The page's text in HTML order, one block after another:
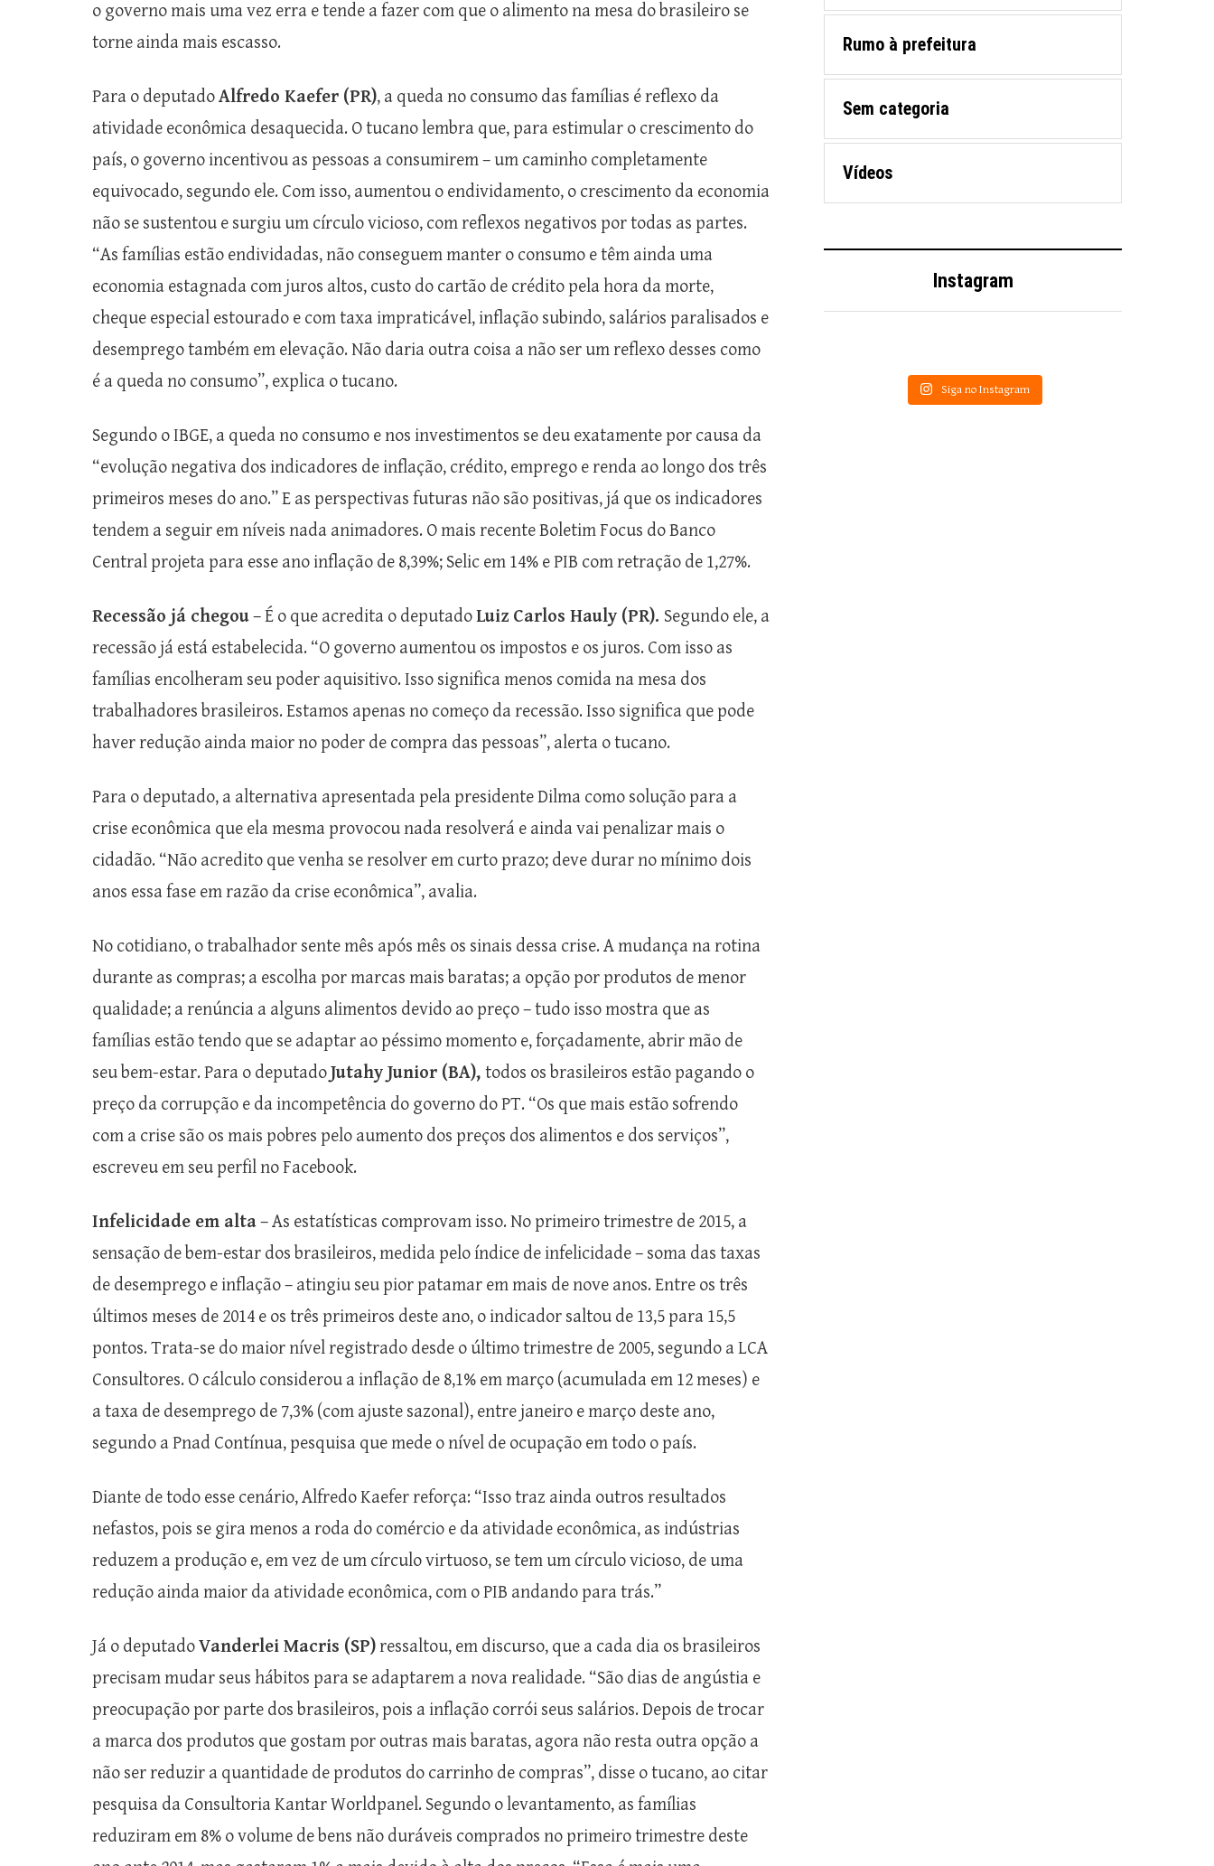
o governo mais uma vez erra e tende a fazer com que o alimento na mesa do brasileiro se
torne ainda mais escasso.
Para o deputadoAlfredo Kaefer (PR), a queda no consumo das famílias é reflexo da
atividade econômica desaquecida. O tucano lembra que, para estimular o crescimento do
país, o governo incentivou as pessoas a consumirem – um caminho completamente
equivocado, segundo ele. Com isso, aumentou o endividamento, o crescimento da economia
não se sustentou e surgiu um círculo vicioso, com reflexos negativos por todas as partes.
“As famílias estão endividadas, não conseguem manter o consumo e têm ainda uma
economia estagnada com juros altos, custo do cartão de crédito pela hora da morte,
cheque especial estourado e com taxa impraticável, inflação subindo, salários paralisados e
desemprego também em elevação. Não daria outra coisa a não ser um reflexo desses como
é a queda no consumo”, explica o tucano.
Segundo o IBGE, a queda no consumo e nos investimentos se deu exatamente por causa da
“evolução negativa dos indicadores de inflação, crédito, emprego e renda ao longo dos três
primeiros meses do ano.” E as perspectivas futuras não são positivas, já que os indicadores
tendem a seguir em níveis nada animadores. O mais recente Boletim Focus do Banco
Central projeta para esse ano inflação de 8,39%; Selic em 14% e PIB com retração de 1,27%.
Recessão já chegou– É o que acredita o deputadoLuiz Carlos Hauly (PR). Segundo ele, a
recessão já está estabelecida. “O governo aumentou os impostos e os juros. Com isso as
famílias encolheram seu poder aquisitivo. Isso significa menos comida na mesa dos
trabalhadores brasileiros. Estamos apenas no começo da recessão. Isso significa que pode
haver redução ainda maior no poder de compra das pessoas”, alerta o tucano.
Para o deputado, a alternativa apresentada pela presidente Dilma como solução para a
crise econômica que ela mesma provocou nada resolverá e ainda vai penalizar mais o
cidadão. “Não acredito que venha se resolver em curto prazo; deve durar no mínimo dois
anos essa fase em razão da crise econômica”, avalia.
No cotidiano, o trabalhador sente mês após mês os sinais dessa crise. A mudança na rotina
durante as compras; a escolha por marcas mais baratas; a opção por produtos de menor
qualidade; a renúncia a alguns alimentos devido ao preço – tudo isso mostra que as
famílias estão tendo que se adaptar ao péssimo momento e, forçadamente, abrir mão de
seu bem-estar. Para o deputadoJutahy Junior (BA), todos os brasileiros estão pagando o
preço da corrupção e da incompetência do governo do PT. “Os que mais estão sofrendo
com a crise são os mais pobres pelo aumento dos preços dos alimentos e dos serviços”,
escreveu em seu perfil no Facebook.
Infelicidade em alta– As estatísticas comprovam isso. No primeiro trimestre de 2015, a
sensação de bem-estar dos brasileiros, medida pelo índice de infelicidade – soma das taxas
de desemprego e inflação – atingiu seu pior patamar em mais de nove anos. Entre os três
últimos meses de 2014 e os três primeiros deste ano, o indicador saltou de 13,5 para 15,5
pontos. Trata-se do maior nível registrado desde o último trimestre de 2005, segundo a LCA
Consultores. O cálculo considerou a inflação de 8,1% em março (acumulada em 12 meses) e
a taxa de desemprego de 7,3% (com ajuste sazonal), entre janeiro e março deste ano,
segundo a Pnad Contínua, pesquisa que mede o nível de ocupação em todo o país.
Diante de todo esse cenário, Alfredo Kaefer reforça: “Isso traz ainda outros resultados
nefastos, pois se gira menos a roda do comércio e da atividade econômica, as indústrias
reduzem a produção e, em vez de um círculo virtuoso, se tem um círculo vicioso, de uma
redução ainda maior da atividade econômica, com o PIB andando para trás.”
Já o deputadoVanderlei Macris (SP)ressaltou, em discurso, que a cada dia os brasileiros
precisam mudar seus hábitos para se adaptarem a nova realidade. “São dias de angústia e
preocupação por parte dos brasileiros, pois a inflação corrói seus salários. Depois de trocar
a marca dos produtos que gostam por outras mais baratas, agora não resta outra opção a
não ser reduzir a quantidade de produtos do carrinho de compras”, disse o tucano, ao citar
pesquisa da Consultoria Kantar Worldpanel. Segundo o levantamento, as famílias
reduziram em 8% o volume de bens não duráveis comprados no primeiro trimestre deste
Rumo à prefeitura
Sem categoria
Vídeos
Instagram
Siga no Instagram